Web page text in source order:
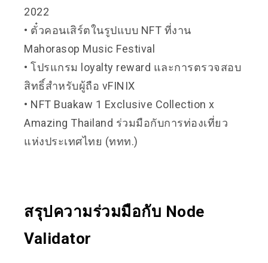
2022
• ตั๋วคอนเสิร์ตในรูปแบบ NFT ที่งาน
Mahorasop Music Festival
• โปรแกรม loyalty reward และการตรวจสอบ
สิทธิ์สำหรับผู้ถือ vFINIX
• NFT Buakaw 1 Exclusive Collection x
Amazing Thailand ร่วมมือกับการท่องเที่ยว
แห่งประเทศไทย (ททท.)
สรุปความร่วมมือกับ Node
Validator